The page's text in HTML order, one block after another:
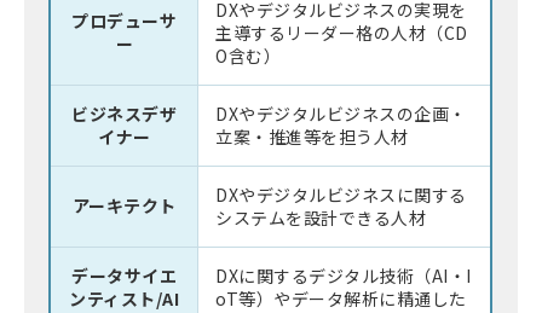
プロデューサ
ー
DXやデジタルビジネスの実現を
主導するリーダー格の人材（CD
O含む）
ビジネスデザ
イナー
DXやデジタルビジネスの企画・
立案・推進等を担う人材
アーキテクト
DXやデジタルビジネスに関する
システムを設計できる人材
データサイエ
ンティスト/AI
DXに関するデジタル技術（AI・I
oT等）やデータ解析に精通した